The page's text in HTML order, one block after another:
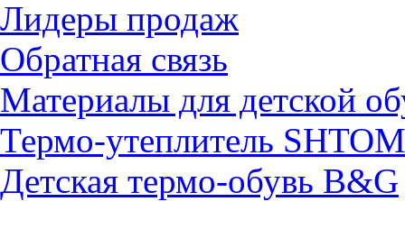
Лидеры продаж
Обратная связь
Материалы для детской
Термо-утеплитель SHTOM
Детская термо-обувь B&G